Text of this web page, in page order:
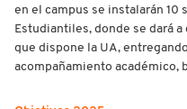
en el campus se instalarán 10
Estudiantiles, donde se dará
que dispone la UA,
acompañamiento académico,